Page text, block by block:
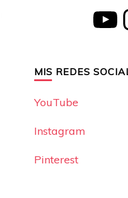
YouTube
MIS REDES
YouTube
Instagram
Pinterest